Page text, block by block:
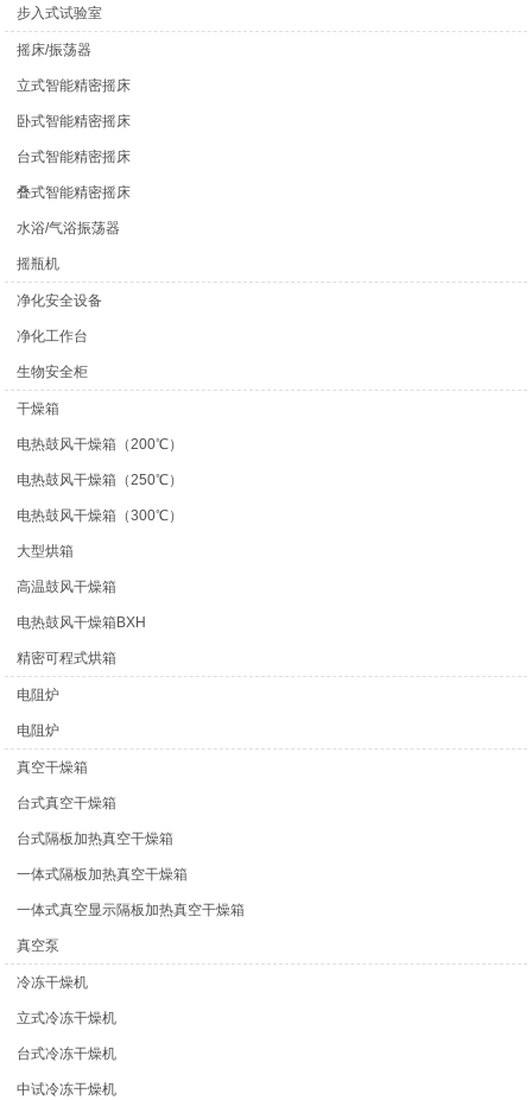
步入式试验室
摇床/振荡器
立式智能精密摇床
卧式智能精密摇床
台式智能精密摇床
叠式智能精密摇床
水浴/气浴振荡器
摇瓶机
净化安全设备
净化工作台
生物安全柜
干燥箱
电热鼓风干燥箱（200℃）
电热鼓风干燥箱（250℃）
电热鼓风干燥箱（300℃）
大型烘箱
高温鼓风干燥箱
电热鼓风干燥箱BXH
精密可程式烘箱
电阻炉
电阻炉
真空干燥箱
台式真空干燥箱
台式隔板加热真空干燥箱
一体式隔板加热真空干燥箱
一体式真空显示隔板加热真空干燥箱
真空泵
冷冻干燥机
立式冷冻干燥机
台式冷冻干燥机
中试冷冻干燥机